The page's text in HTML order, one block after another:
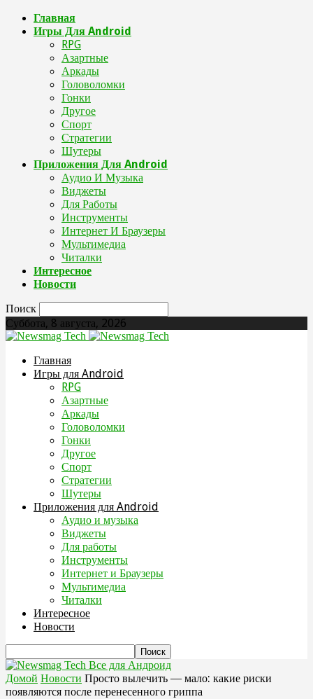
Главная
Игры Для Android
RPG
Азартные
Аркады
Головоломки
Гонки
Другое
Спорт
Стратегии
Шутеры
Приложения Для Android
Аудио И Музыка
Виджеты
Для Работы
Инструменты
Интернет И Браузеры
Мультимедиа
Читалки
Интересное
Новости
Поиск
Суббота, 8 августа, 2026
Главная
Игры для Android
RPG
Азартные
Аркады
Головоломки
Гонки
Другое
Спорт
Стратегии
Шутеры
Приложения для Android
Аудио и музыка
Виджеты
Для работы
Инструменты
Интернет и Браузеры
Мультимедиа
Читалки
Интересное
Новости
Все для Андроид
Домой Новости Просто вылечить — мало: какие риски
появляются после перенесенного гриппа